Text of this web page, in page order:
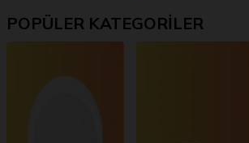
POPÜLER KATEGORİLER